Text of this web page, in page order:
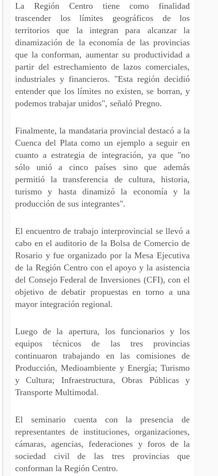
La Región Centro tiene como finalidad
trascender los límites geográficos de los
territorios que la integran para alcanzar la
dinamización de la economía de las provincias
que la conforman, aumentar su productividad a
partir del estrechamiento de lazos comerciales,
industriales y financieros. "Esta región decidió
entender que los límites no existen, se borran, y
podemos trabajar unidos", señaló Pregno.
Finalmente, la mandataria provincial destacó a la
Cuenca del Plata como un ejemplo a seguir en
cuanto a estrategia de integración, ya que "no
sólo unió a cinco países sino que además
permitió la transferencia de cultura, historia,
turismo y hasta dinamizó la economía y la
producción de sus integrantes".
El encuentro de trabajo interprovincial se llevó a
cabo en el auditorio de la Bolsa de Comercio de
Rosario y fue organizado por la Mesa Ejecutiva
de la Región Centro con el apoyo y la asistencia
del Consejo Federal de Inversiones (CFI), con el
objetivo de debatir propuestas en torno a una
mayor integración regional.
Luego de la apertura, los funcionarios y los
equipos técnicos de las tres provincias
continuaron trabajando en las comisiones de
Producción, Medioambiente y Energía; Turismo
y Cultura; Infraestructura, Obras Públicas y
Transporte Multimodal.
El seminario cuenta con la presencia de
representantes de instituciones, organizaciones,
cámaras, agencias, federaciones y foros de la
sociedad civil de las tres provincias que
conforman la Región Centro.